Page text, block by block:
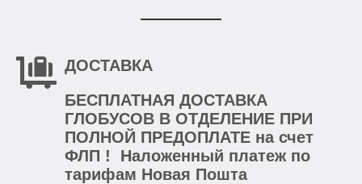
ДОСТАВКА
БЕСПЛАТНАЯ ДОСТАВКА
ГЛОБУСОВ В ОТДЕЛЕНИЕ ПРИ
ПОЛНОЙ ПРЕДОПЛАТЕ на счет
ФЛП ! Наложенный платеж по
тарифам Новая Пошта